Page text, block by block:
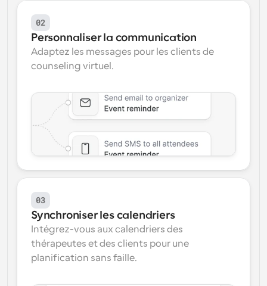
02
Personnaliser la communication
Adaptez les messages pour les clients de
counseling virtuel.
03
Synchroniser les calendriers
Intégrez-vous aux calendriers des
thérapeutes et des clients pour une
planification sans faille.